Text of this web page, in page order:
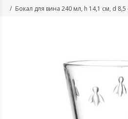
Бокал для вина 240 мл, h 14,1 см, d 8,5